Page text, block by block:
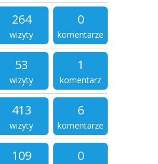
264
wizyty
0
komentarze
53
wizyty
1
komentarz
413
wizyty
6
komentarze
109 0